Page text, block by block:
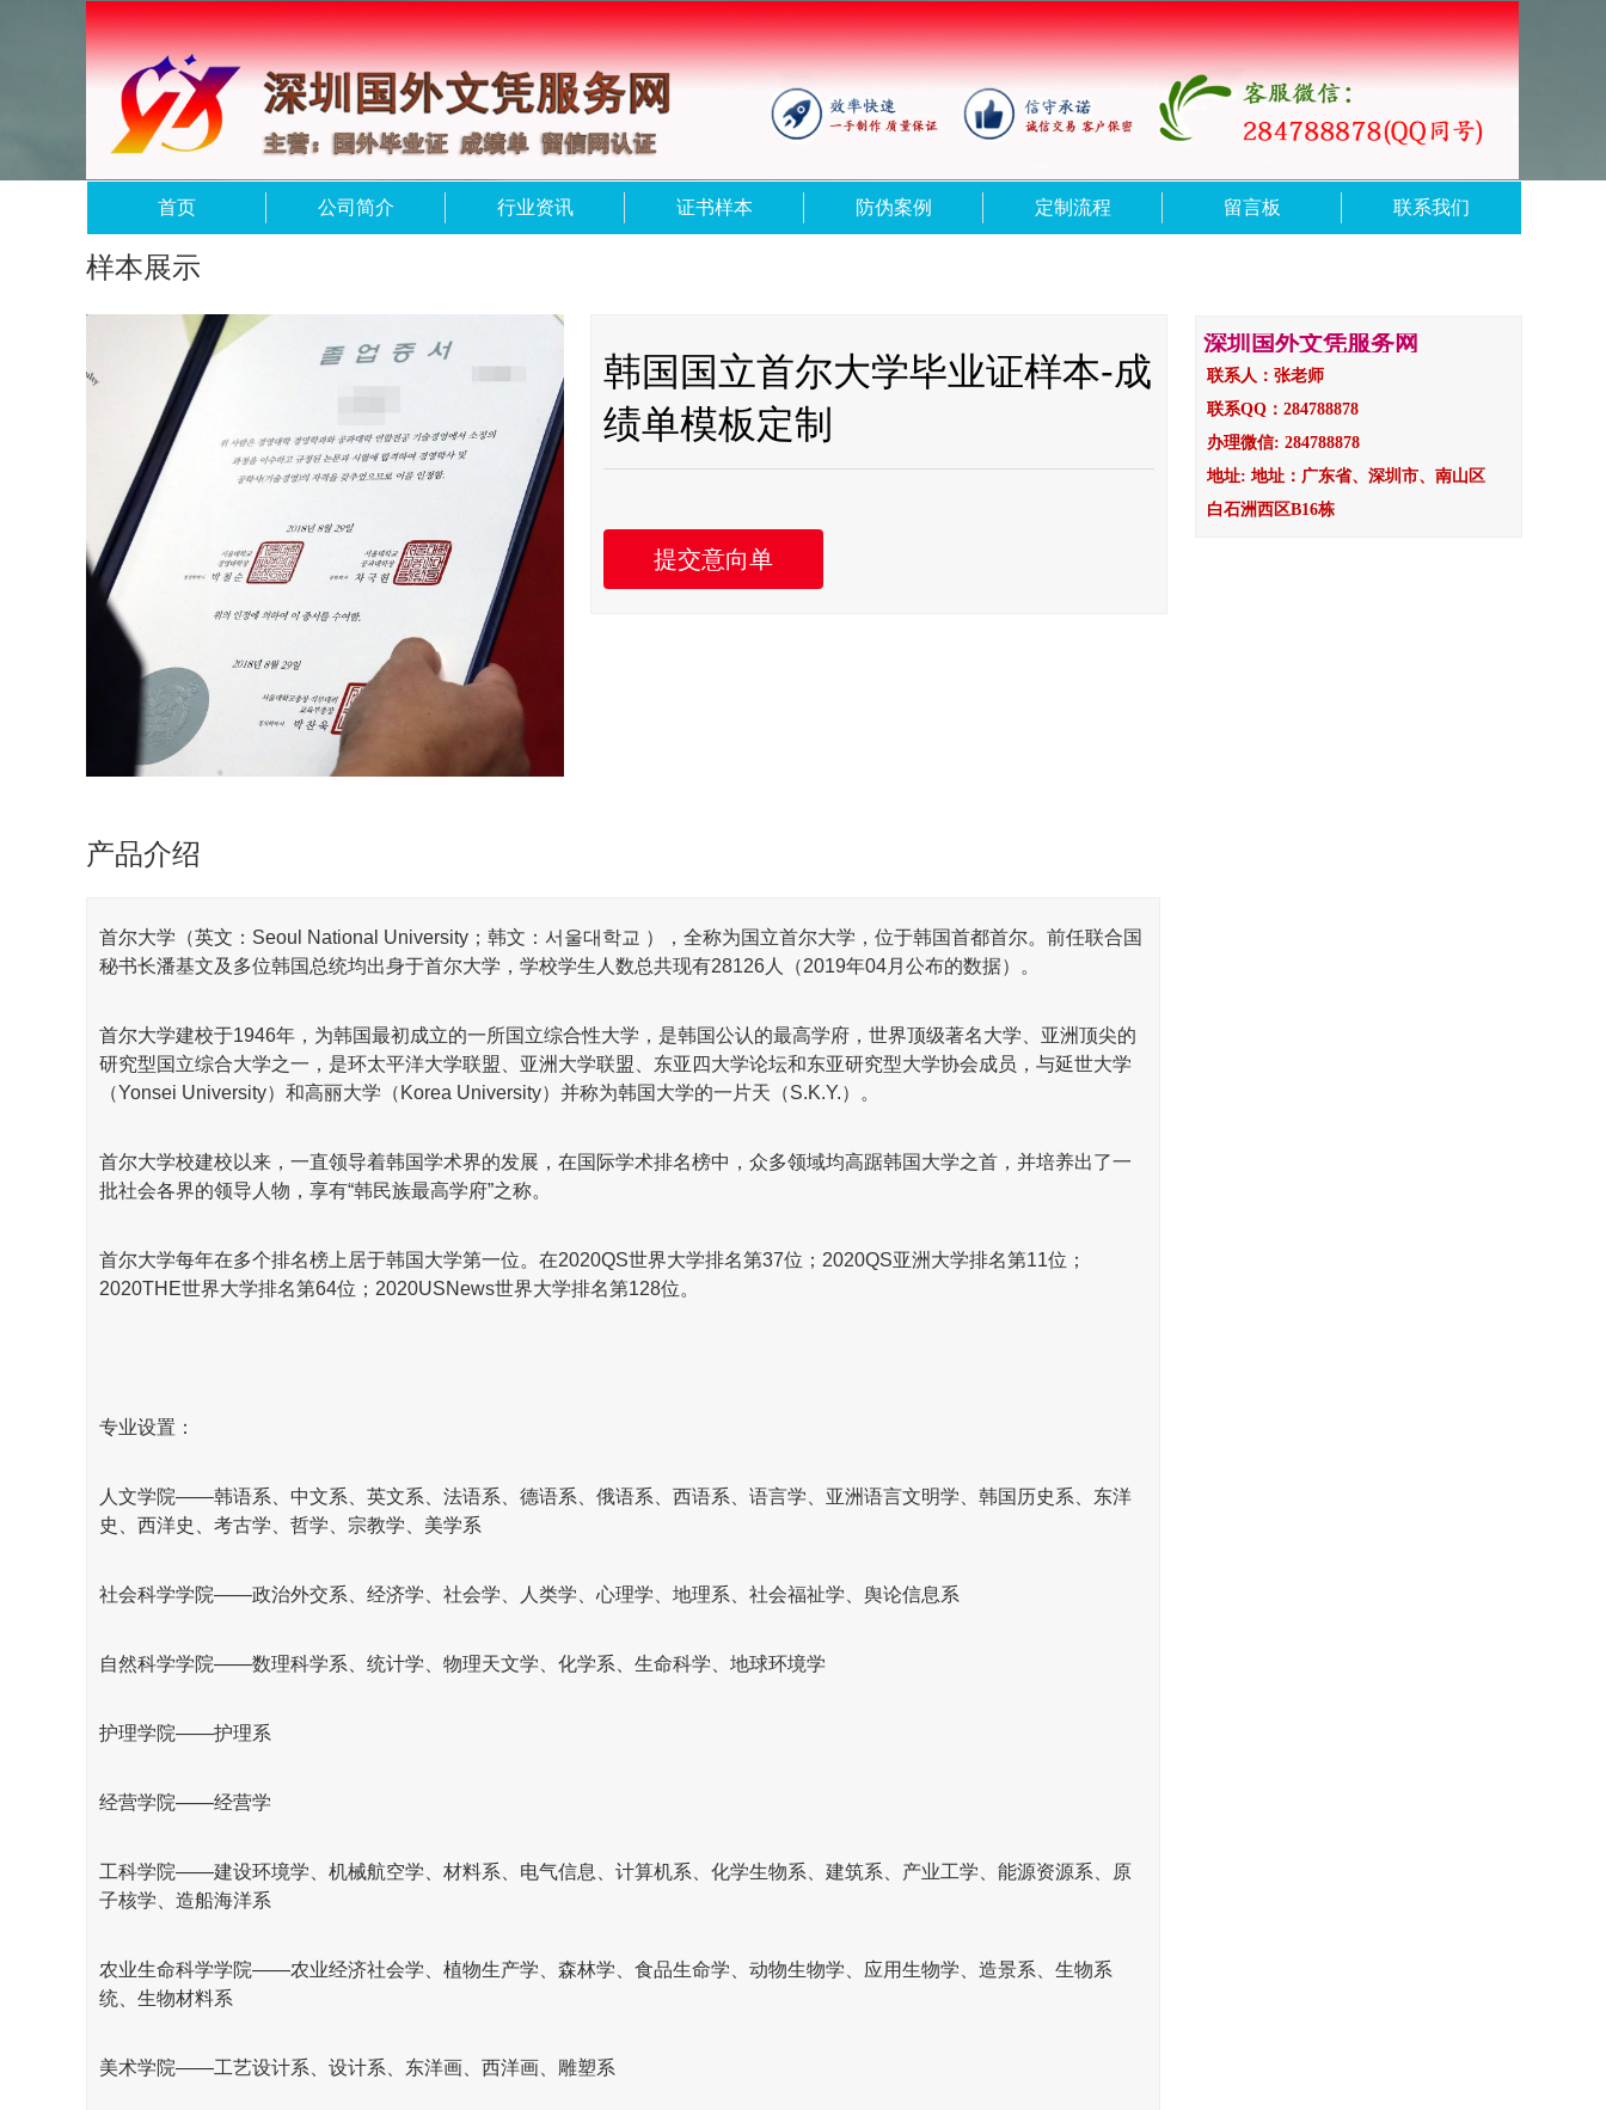
样本展示
韩国国立首尔大学毕业证样本-成
绩单模板定制
提交意向单
深圳国外文凭服务网
联系人：张老师
联系QQ：284788878
办理微信: 284788878
地址: 地址：广东省、深圳市、南山区
白石洲西区B16栋
产品介绍
首尔大学 （英文：Seoul National University；韩文：서울대학교 ），全称为国立首尔大学，位于韩国首都首尔。前任联合国
秘书长潘基文及多位韩国总统均出身于首尔大学，学校学生人数总共现有28126人（2019年04月公布的数据）。
首尔大学建校于1946年，为韩国最初成立的一所国立综合性大学，是韩国公认的最高学府，世界顶级著名大学、亚洲顶尖的
研究型国立综合大学之一，是环太平洋大学联盟、亚洲大学联盟、东亚四大学论坛和东亚研究型大学协会成员，与延世大学
（Yonsei University）和高丽大学（Korea University）并称为韩国大学的一片天（S.K.Y.）。
首尔大学校建校以来，一直领导着韩国学术界的发展，在国际学术排名榜中，众多领域均高踞韩国大学之首，并培养出了一
批社会各界的领导人物，享有“韩民族最高学府”之称。
首尔大学每年在多个排名榜上居于韩国大学第一位。在2020QS世界大学排名第37位；2020QS亚洲大学排名第11位；
2020THE世界大学排名第64位；2020USNews世界大学排名第128位。
专业设置：
人文学院——韩语系、中文系、英文系、法语系、德语系、俄语系、西语系、语言学、亚洲语言文明学、韩国历史系、东洋
史、西洋史、考古学、哲学、宗教学、美学系
社会科学学院——政治外交系、经济学、社会学、人类学、心理学、地理系、社会福祉学、舆论信息系
自然科学学院——数理科学系、统计学、物理天文学、化学系、生命科学、地球环境学
护理学院——护理系
经营学院——经营学
工科学院——建设环境学、机械航空学、材料系、电气信息、计算机系、化学生物系、建筑系、产业工学、能源资源系、原
子核学、造船海洋系
农业生命科学学院——农业经济社会学、植物生产学、森林学、食品生命学、动物生物学、应用生物学、造景系、生物系
统、生物材料系
美术学院——工艺设计系、设计系、东洋画、西洋画、雕塑系
首页 公司简介 行业资讯 证书样本 防伪案例 定制流程 留言板 联系我们